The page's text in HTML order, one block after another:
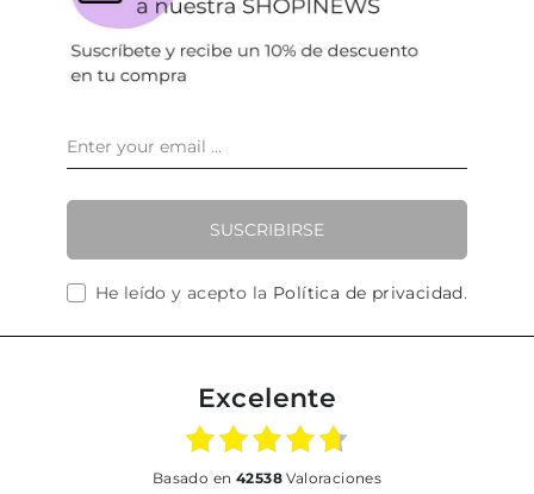
SUSCRIBIRSE
He leído y acepto la Política de privacidad.
Excelente
basado en 42538Valoraciones